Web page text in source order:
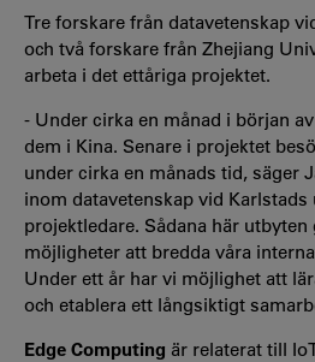
Tre forskare från datavetenskap
och två forskare från Zhejiang
arbeta i det ettåriga projektet.
- Under cirka en månad i början
dem i Kina. Senare i projektet
under cirka en månads tid, säger
inom datavetenskap vid Karlstads
projektledare. Sådana här utbyten
möjligheter att bredda våra
Under ett år har vi möjlighet att
och etablera ett långsiktigt
Edge Computing är relaterat till